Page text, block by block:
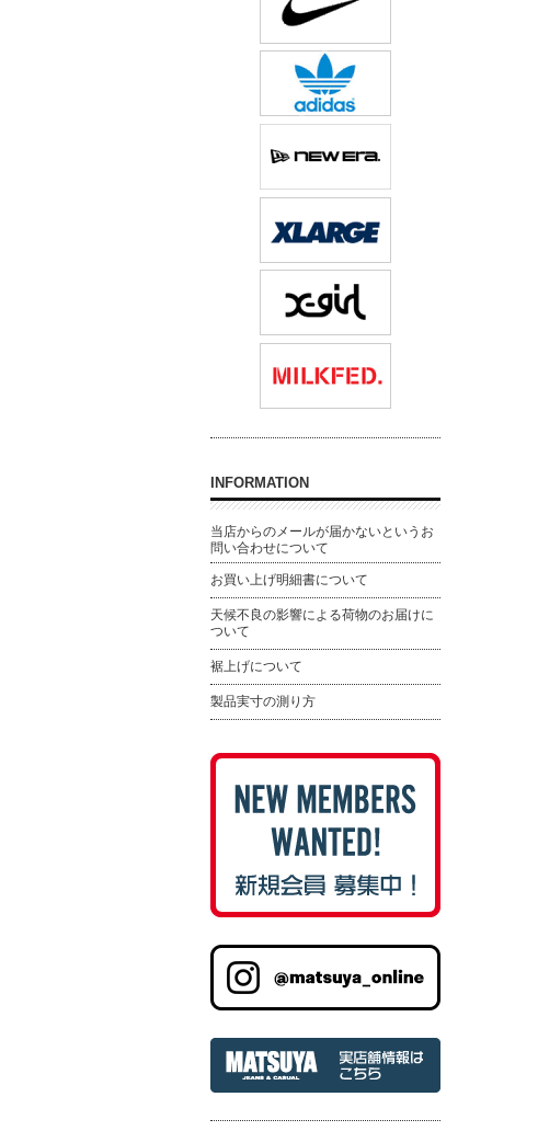
INFORMATION
当店からのメールが届かないというお
問い合わせについて
お買い上げ明細書について
天候不良の影響による荷物のお届けに
ついて
裾上げについて
製品実寸の測り方